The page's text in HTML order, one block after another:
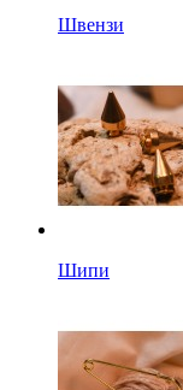
Швензи
Шипи